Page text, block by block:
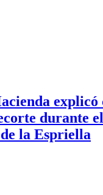
explicó
durante
la Espriella